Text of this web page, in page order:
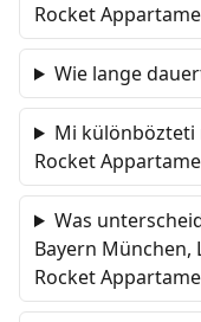
Rocket
Wie lange
Mi különbözteti
Rocket
Was
Bayern
Rocket